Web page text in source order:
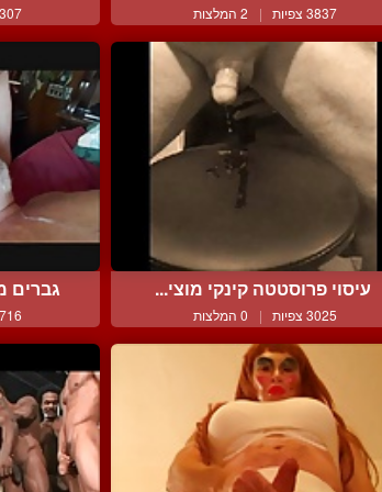
3837 צפיות | 2 המלצות 3307
עיסוי פרוסטטה קינקי מוצי...
3025 צפיות | 0 המלצות
גברים
5716